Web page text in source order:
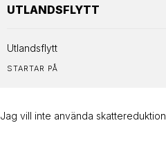
UTLANDSFLYTT
Utlandsflytt
STARTAR PÅ
Jag vill inte använda skattereduktion